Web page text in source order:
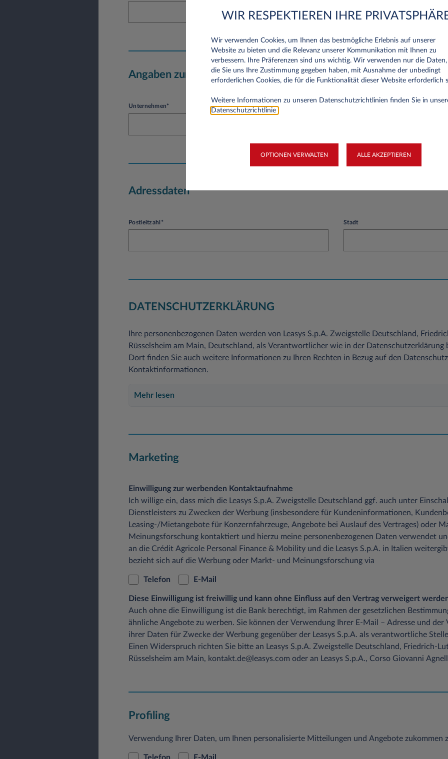
Angaben zum Unternehmen
Unternehmen*
Adressdaten
Postleitzahl* Stadt
DATENSCHUTZERKLÄRUNG
Ihre personenbezogenen Daten werden von Leasys S.p.A. Zweigstelle Deutschland,
Rüsselsheim am Main, Deutschland, als Verantwortlicher wie in der Datenschutzerklärung
Dort finden Sie auch weitere Informationen zu Ihren Rechten in Bezug auf den
Kontaktinformationen.
Mehr lesen
Marketing
Einwilligung zur werbenden Kontaktaufnahme
Ich willige ein, dass mich die Leasys S.p.A. Zweigstelle Deutschland ggf. auch unter
Dienstleisters zu Zwecken der Werbung (insbesondere für Kundeninformationen,
Leasing-/Mietangebote für Konzernfahrzeuge, Angebote bei Auslauf des Vertrages) oder
Meinungsforschung kontaktiert und hierzu meine personenbezogenen Daten verwendet
an die Crédit Agricole Personal Finance & Mobility und die Leasys S.p.A. in Italien
bezieht sich auf die Werbung oder Markt- und Meinungsforschung via
Telefon E-Mail
Diese Einwilligung ist freiwillig und kann ohne Einfluss auf den Vertrag verweigert
Auch ohne die Einwilligung ist die Bank berechtigt, im Rahmen der gesetzlichen
ähnliche Angebote zu werben. Sie können der Verwendung Ihrer E-Mail – Adresse und
ihrer Daten für Zwecke der Werbung gegenüber der Leasys S.p.A. als verantwortliche
Einen Widerspruch richten Sie bitte an Leasys S.p.A. Zweigstelle Deutschland, Friedrich-
Rüsselsheim am Main, kontakt.de@leasys.com oder an Leasys S.p.A., Corso Giovanni
Profiling
Verwendung Ihrer Daten, um Ihnen personalisierte Mitteilungen und Angebote zukommen
WIR RESPEKTIEREN IHRE
Wir verwenden Cookies, um Ihnen das bestmögliche Erlebnis auf unserer
Website zu bieten und die Relevanz unserer Kommunikation mit Ihnen zu
verbessern. Ihre Präferenzen sind uns wichtig. Wir verwenden nur die
die Sie uns Ihre Zustimmung gegeben haben, mit Ausnahme der unbedingt
erforderlichen Cookies, die für die Funktionalität dieser Website erforderlich
Weitere Informationen zu unseren Datenschutzrichtlinien finden Sie in
Datenschutzrichtlinie
OPTIONEN VERWALTEN ALLE AKZEPTIEREN